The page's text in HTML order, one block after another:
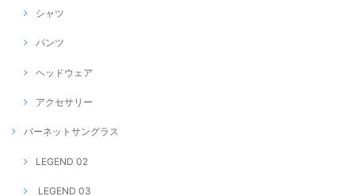
シャツ
パンツ
ヘッドウェア
アクセサリー
バーネットサングラス
LEGEND 02
LEGEND 03